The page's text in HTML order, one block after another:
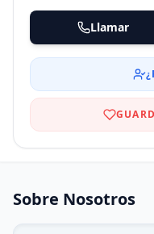
Llamar
Sobre Nosotros